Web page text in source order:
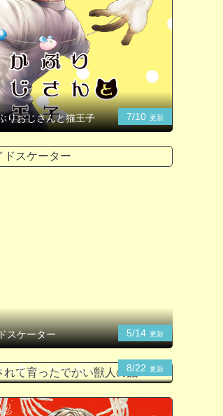
りおじさんと猫王子 7/10 更新
スケーター 5/14 更新
て育ったでかい獣人の
8/22 更新